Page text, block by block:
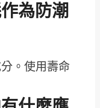
為防潮
。使用壽命